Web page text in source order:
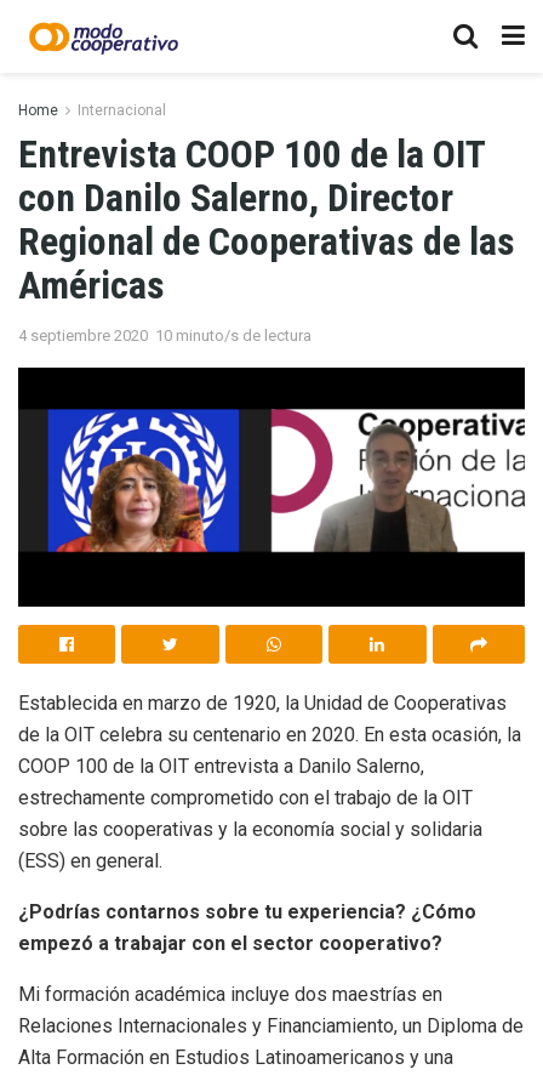
Home Internacional
Entrevista COOP 100 de la OIT
con Danilo Salerno, Director
Regional de Cooperativas de las
Américas
4 septiembre 2020 10 minuto/s de lectura
Establecida en marzo de 1920, la Unidad de Cooperativas
de la OIT celebra su centenario en 2020. En esta ocasión, la
COOP 100 de la OIT entrevista a Danilo Salerno,
estrechamente comprometido con el trabajo de la OIT
sobre las cooperativas y la economía social y solidaria
(ESS) en general.
¿Podrías contarnos sobre tu experiencia? ¿Cómo
empezó a trabajar con el sector cooperativo?
Mi formación académica incluye dos maestrías en
Relaciones Internacionales y Financiamiento, un Diploma de
Alta Formación en Estudios Latinoamericanos y una